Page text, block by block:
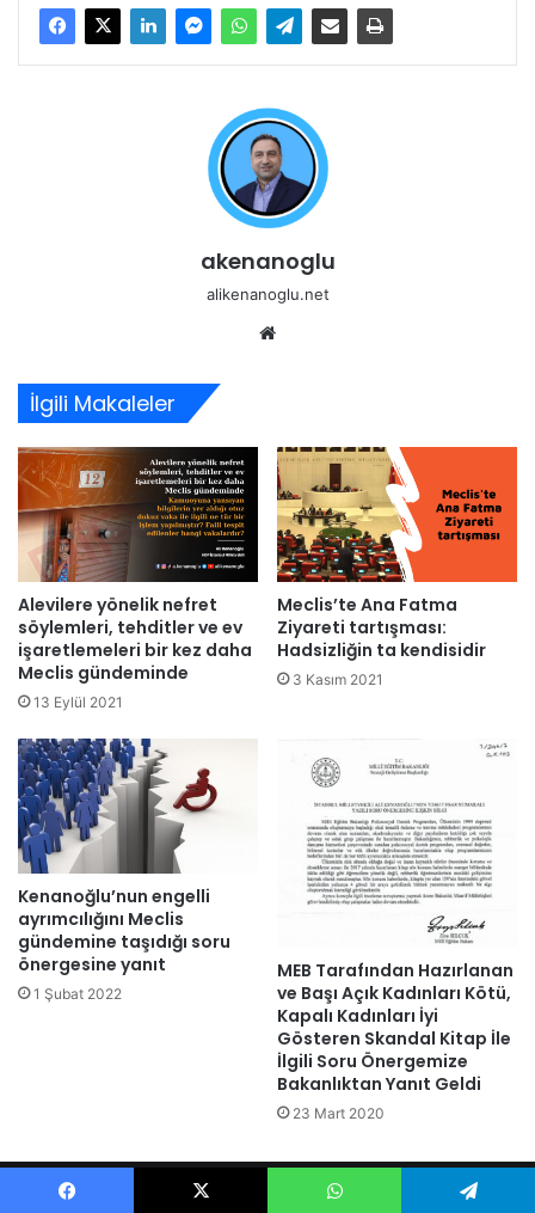
akenanoglu
alikenanoglu.net
İlgili Makaleler
Alevilere yönelik nefret
söylemleri, tehditler ve ev
işaretlemeleri bir kez daha
Meclis gündeminde
13 Eylül 2021
Meclis’te Ana Fatma
Ziyareti tartışması:
Hadsizliğin ta kendisidir
3 Kasım 2021
Kenanoğlu’nun engelli
ayrımcılığını Meclis
gündemine taşıdığı soru
önergesine yanıt
1 Şubat 2022
MEB Tarafından Hazırlanan
ve Başı Açık Kadınları Kötü,
Kapalı Kadınları İyi
Gösteren Skandal Kitap İle
İlgili Soru Önergemize
Bakanlıktan Yanıt Geldi
23 Mart 2020
© 2026 Ali KENANOĞLU Tüm Hakları Saklıdır.